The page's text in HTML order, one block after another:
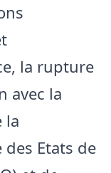
la rupture
avec la
la
Etats de